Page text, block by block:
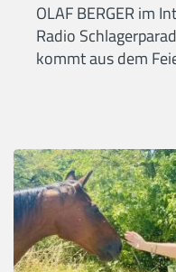
OLAF BERGER im
Radio
kommt aus dem